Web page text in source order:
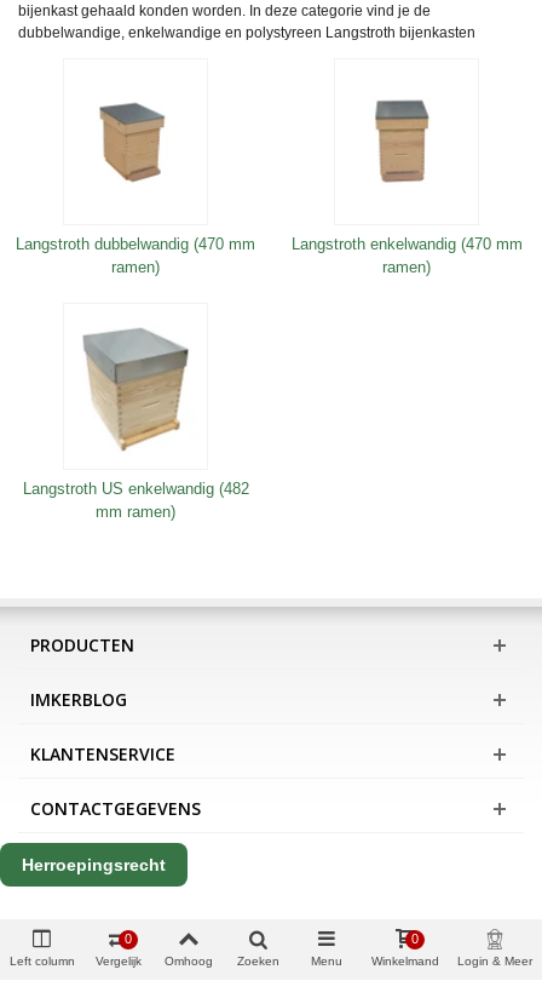
bijenkast gehaald konden worden. In deze categorie vind je de
dubbelwandige, enkelwandige en polystyreen Langstroth bijenkasten
Langstroth dubbelwandig (470 mm
ramen)
Langstroth enkelwandig (470 mm
ramen)
Langstroth US enkelwandig (482
mm ramen)
PRODUCTEN
IMKERBLOG
KLANTENSERVICE
CONTACTGEGEVENS
Herroepingsrecht
Left column Vergelijk
0
Omhoog Zoeken Menu Winkelmand
0
Login & Meer